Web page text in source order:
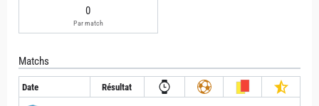
0
Par match
Matchs
Date Résultat